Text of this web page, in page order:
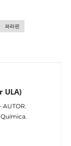
파라핀
ULA)
AUTOR.